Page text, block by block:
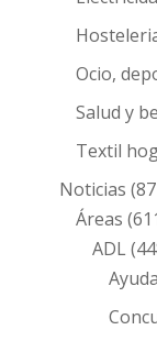
Ocio,
Salud y
Textil
Noticias
Áreas
ADL